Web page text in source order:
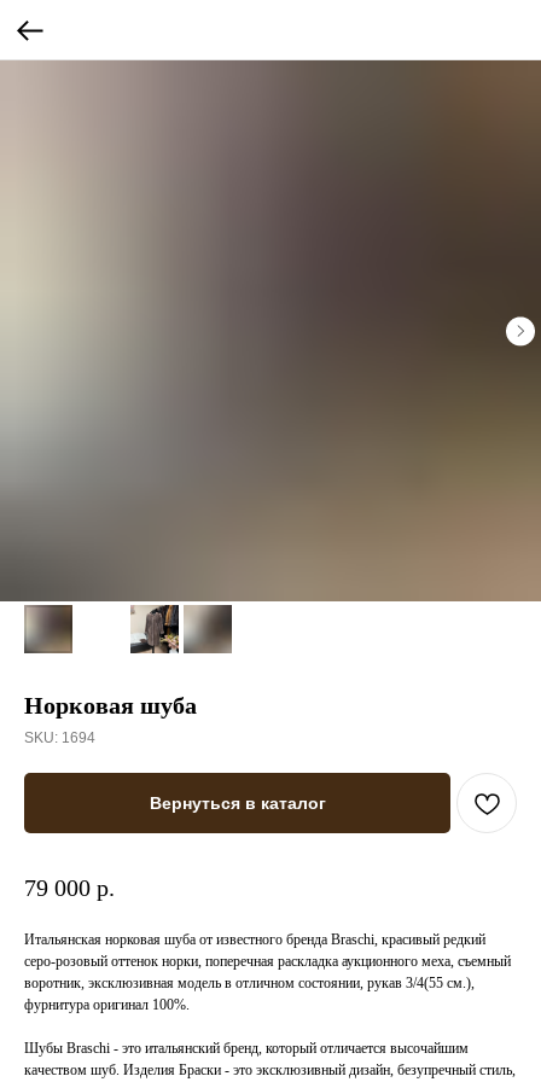
Норковая шуба
SKU: 1694
Вернуться в каталог
79 000 р.
Итальянская норковая шуба от известного бренда Braschi, красивый редкий
серо-розовый оттенок норки, поперечная раскладка аукционного меха, съемный
воротник, эксклюзивная модель в отличном состоянии, рукав 3/4(55 см.),
фурнитура оригинал 100%.
Шубы Braschi - это итальянский бренд, который отличается высочайшим
качеством шуб. Изделия Браски - это эксклюзивный дизайн, безупречный стиль,